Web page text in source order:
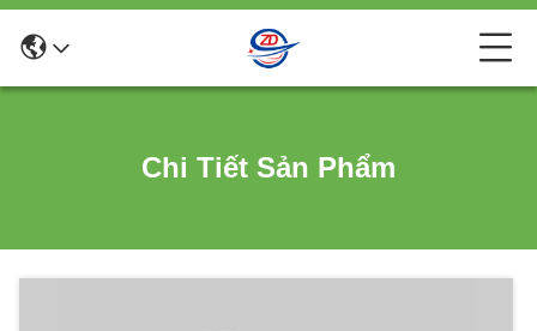
Chi Tiết Sản Phẩm